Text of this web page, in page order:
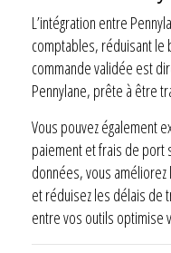
L’intégration entre
comptables, réduisant le
commande validée est
Pennylane, prête à être
Vous pouvez également
paiement et frais de port
données, vous
et réduisez les délais de
entre vos outils optimise